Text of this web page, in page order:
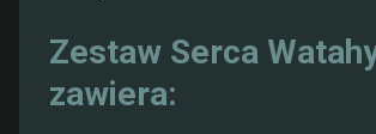
Zestaw Serca
zawiera: